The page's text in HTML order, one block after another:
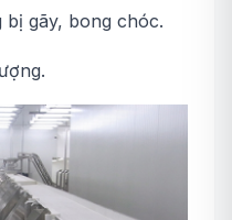
bị gãy, bong chóc.